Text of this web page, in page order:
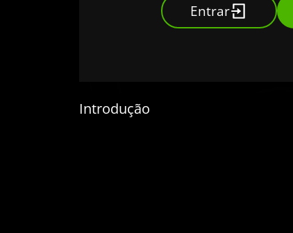
Entrar
Introdução